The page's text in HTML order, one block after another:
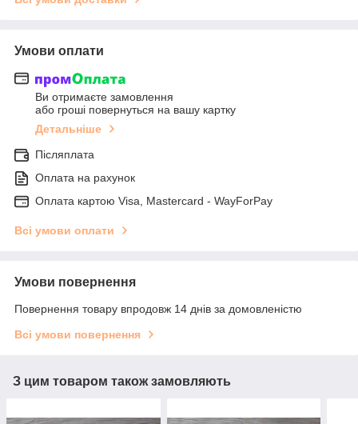
Умови оплати
Ви отримаєте замовлення
або гроші повернуться на вашу картку
Детальніше
Післяплата
Оплата на рахунок
Оплата картою Visa, Mastercard - WayForPay
Всі умови оплати
Умови повернення
Повернення товару впродовж 14 днів за домовленістю
Всі умови повернення
З цим товаром також замовляють